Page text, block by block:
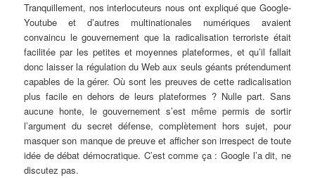
Tranquillement, nos interlocuteurs nous ont expliqué que Google-
Youtube et d’autres multinationales numériques avaient
convaincu le gouvernement que la radicalisation terroriste était
facilitée par les petites et moyennes plateformes, et qu’il fallait
donc laisser la régulation du Web aux seuls géants prétendument
capables de la gérer. Où sont les preuves de cette radicalisation
plus facile en dehors de leurs plateformes ? Nulle part. Sans
aucune honte, le gouvernement s’est même permis de sortir
l’argument du secret défense, complètement hors sujet, pour
masquer son manque de preuve et afficher son irrespect de toute
idée de débat démocratique. C’est comme ça : Google l’a dit, ne
discutez pas.